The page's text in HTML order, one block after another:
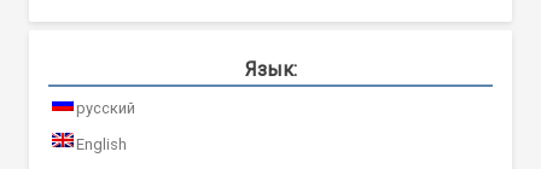
Язык:
русский
English